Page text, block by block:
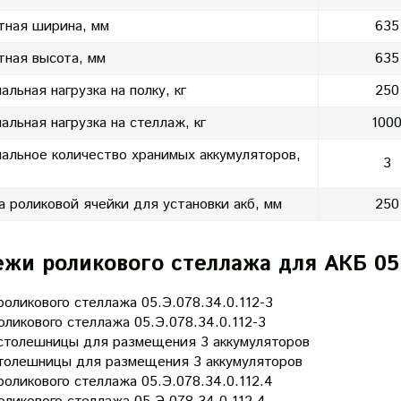
ширина, мм
635
высота, мм
635
нагрузка на полку, кг
250
нагрузка на стеллаж, кг
1000
количество хранимых аккумуляторов,
3
ячейки для установки акб, мм
250
роликового стеллажа для АКБ
стеллажа 05.Э.078.34.0.112-3
для размещения 3 аккумуляторов